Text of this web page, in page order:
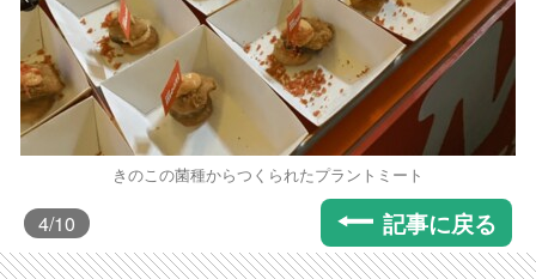
きのこの菌種からつくられたプラントミート
4/10 記事に戻る